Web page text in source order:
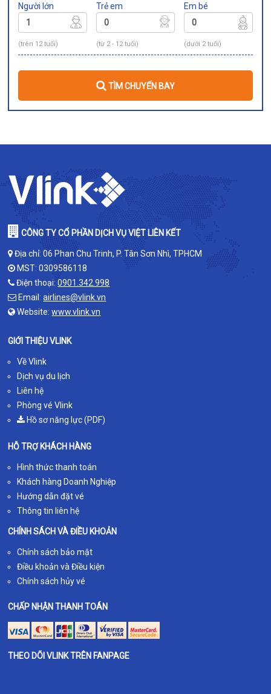
Người lớn
(trên 12 tuổi)
Trẻ em
(từ 2 - 12 tuổi)
Em bé
(dưới 2 tuổi)
TÌM CHUYẾN BAY
CÔNG TY CỔ PHẦN DỊCH VỤ VIỆT LIÊN KẾT
Địa chỉ: 06 Phan Chu Trinh, P. Tân Sơn Nhì, TPHCM
MST: 0309586118
Điện thoại:0901.342.998
Email:airlines@vlink.vn
Website:www.vlink.vn
GIỚI THIỆU VLINK
Về Vlink
Dịch vụ du lịch
Liên hệ
Phòng vé Vlink
Hồ sơ năng lực (PDF)
HỖ TRỢ KHÁCH HÀNG
Hình thức thanh toán
Khách hàng Doanh Nghiệp
Hướng dẫn đặt vé
Thông tin liên hệ
CHÍNH SÁCH VÀ ĐIỀU KHOẢN
Chính sách bảo mật
Điều khoản và Điều kiện
Chính sách hủy vé
CHẤP NHẬN THANH TOÁN
THEO DÕI VLINK TRÊN FANPAGE